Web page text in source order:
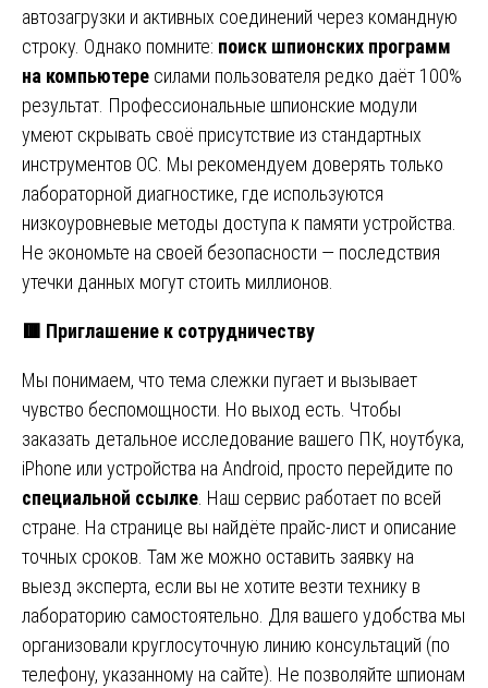
автозагрузки и активных соединений через командную
строку. Однако помните: поиск шпионских программ
на компьютере силами пользователя редко даёт 100%
результат. Профессиональные шпионские модули
умеют скрывать своё присутствие из стандартных
инструментов ОС. Мы рекомендуем доверять только
лабораторной диагностике, где используются
низкоуровневые методы доступа к памяти устройства.
Не экономьте на своей безопасности — последствия
утечки данных могут стоить миллионов.
🟥 Приглашение к сотрудничеству
Мы понимаем, что тема слежки пугает и вызывает
чувство беспомощности. Но выход есть. Чтобы
заказать детальное исследование вашего ПК, ноутбука,
iPhone или устройства на Android, просто перейдите по
специальной ссылке . Наш сервис работает по всей
стране. На странице вы найдёте прайс-лист и описание
точных сроков. Там же можно оставить заявку на
выезд эксперта, если вы не хотите везти технику в
лабораторию самостоятельно. Для вашего удобства мы
организовали круглосуточную линию консультаций (по
телефону, указанному на сайте). Не позволяйте шпионам